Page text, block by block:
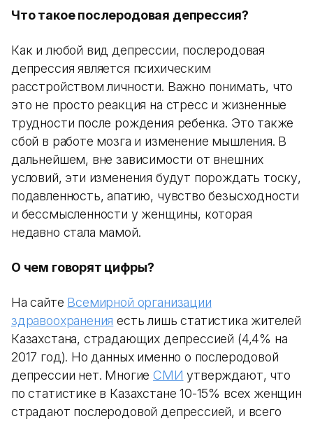
Что такое послеродовая депрессия?
Как и любой вид депрессии, послеродовая
депрессия является психическим
расстройством личности. Важно понимать, что
это не просто реакция на стресс и жизненные
трудности после рождения ребенка. Это также
сбой в работе мозга и изменение мышления. В
дальнейшем, вне зависимости от внешних
условий, эти изменения будут порождать тоску,
подавленность, апатию, чувство безысходности
и бессмысленности у женщины, которая
недавно стала мамой.
О чем говорят цифры?
На сайте Всемирной организации
здравоохранения есть лишь статистика жителей
Казахстана, страдающих депрессией (4,4% на
2017 год). Но данных именно о послеродовой
депрессии нет. МногиеСМИ утверждают, что
по статистике в Казахстане 10-15% всех женщин
страдают послеродовой депрессией, и всего